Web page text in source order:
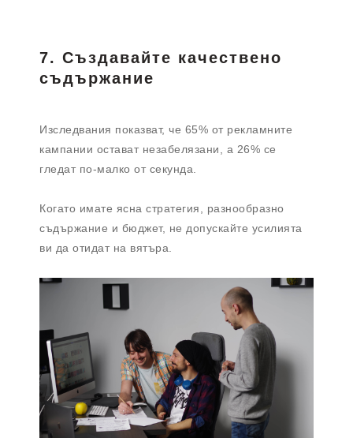
7. Създавайте качествено
съдържание
Изследвания показват, че 65% от рекламните
кампании остават незабелязани, а 26% се
гледат по-малко от секунда.
Когато имате ясна стратегия, разнообразно
съдържание и бюджет, не допускайте усилията
ви да отидат на вятъра.